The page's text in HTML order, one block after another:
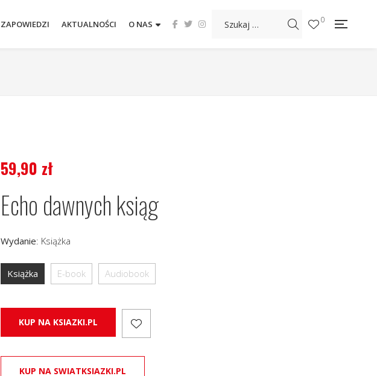
ZAPOWIEDZI AKTUALNOŚCI O NAS 0
59,90 zł
Echo dawnych ksiąg
Wydanie: Książka
Książka E-book Audiobook
KUP NA KSIAZKI.PL
KUP NA SWIATKSIAZKI.PL